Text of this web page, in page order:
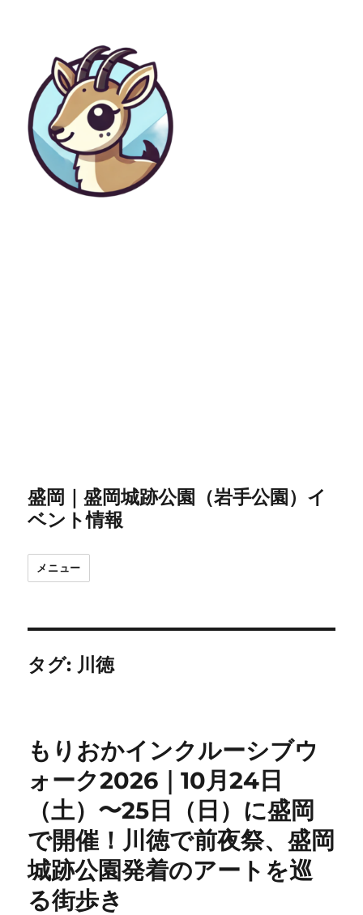
盛岡｜盛岡城跡公園（岩手公園）イ
ベント情報
メニュー
タグ: 川徳
もりおかインクルーシブウ
ォーク2026｜10月24日
（土）〜25日（日）に盛岡
で開催！川徳で前夜祭、盛岡
城跡公園発着のアートを巡
る街歩き